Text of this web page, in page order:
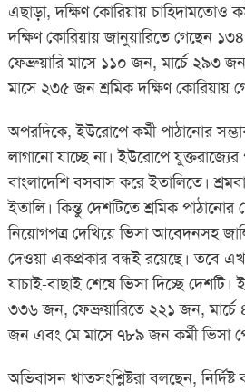
এছাড়া, দক্ষিণ কোরিয়ায় চাহিদামতোও
দক্ষিণ কোরিয়ায় জানুয়ারিতে গেছেন
ফেব্রুয়ারি মাসে ১১০ জন, মার্চে ২৯৩
মাসে ২৩৫ জন শ্রমিক দক্ষিণ কোরিয়ায়
অপরদিকে, ইউরোপে কর্মী পাঠানোর
লাগানো যাচ্ছে না। ইউরোপে
বাংলাদেশি বসবাস করে ইতালিতে।
ইতালি। কিন্তু দেশটিতে শ্রমিক পাঠানোর
নিয়োগপত্র দেখিয়ে ভিসা আবেদনসহ
দেওয়া একপ্রকার বন্ধই রয়েছে। তবে
যাচাই-বাছাই শেষে ভিসা দিচ্ছে দেশটি।
৩৩৬ জন, ফেব্রুয়ারিতে ২২১ জন,
জন এবং মে মাসে ৭৮৯ জন কর্মী ভিসা
অভিবাসন খাতসংশ্লিষ্টরা বলছেন,